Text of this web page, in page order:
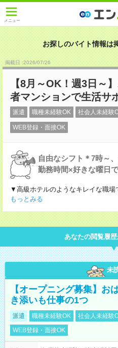
メニュー
お探しのバイト情報は
掲載日 :2026/07/26
【8月～OK！週3日～
者マンションで生活サ
派遣 職種未経験OK 社会人未経験
WEB登録・面接OK
自由なシフト＊7時～
勤務時間×好きな曜日で
▼高級ホテルのようなキレイな職場
もっとみる
あなたの閲覧履
未
【オープニング募集】お
き添いも仕事の1つ
派遣 職種未経験OK 社会人未経験
WEB登録・面接OK